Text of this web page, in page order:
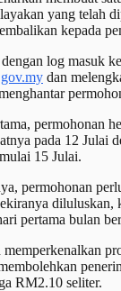
yang telah
kepada
log masuk
dan
permohonan
pada 12 Julai
15 Julai.
permohonan
diluluskan,
pertama bulan
memperkenalkan
RM2.10 seliter.